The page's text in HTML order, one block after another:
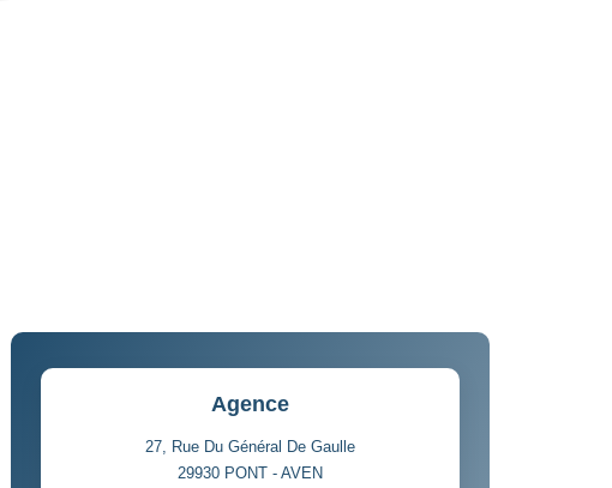
Agence
27, Rue Du Général De Gaulle
29930 PONT - AVEN